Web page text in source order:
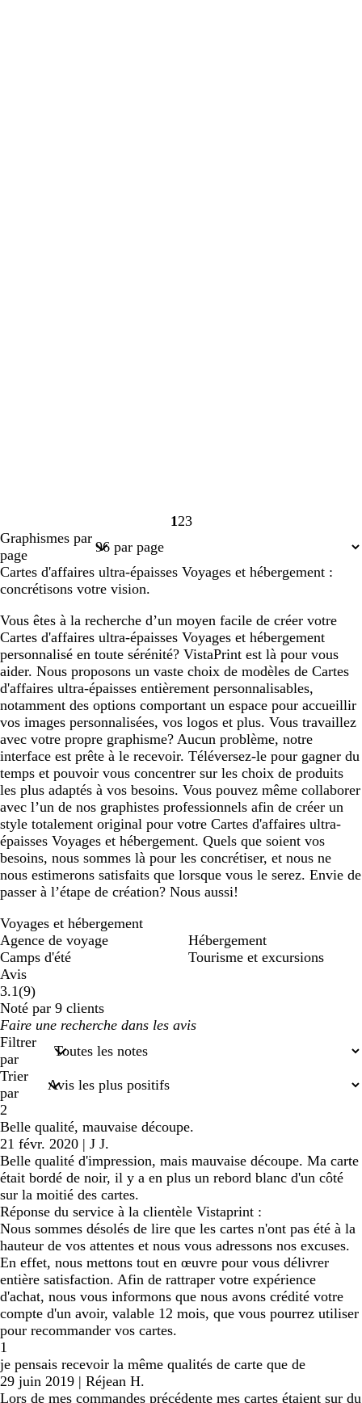
Page
1 Page
2Page
3
Graphismes par
page
Cartes d'affaires ultra-épaisses Voyages et hébergement :
concrétisons votre vision.
Vous êtes à la recherche d’un moyen facile de créer votre
Cartes d'affaires ultra-épaisses Voyages et hébergement
personnalisé en toute sérénité? VistaPrint est là pour vous
aider. Nous proposons un vaste choix de modèles de Cartes
d'affaires ultra-épaisses entièrement personnalisables,
notamment des options comportant un espace pour accueillir
vos images personnalisées, vos logos et plus. Vous travaillez
avec votre propre graphisme? Aucun problème, notre
interface est prête à le recevoir. Téléversez-le pour gagner du
temps et pouvoir vous concentrer sur les choix de produits
les plus adaptés à vos besoins. Vous pouvez même collaborer
avec l’un de nos graphistes professionnels afin de créer un
style totalement original pour votre Cartes d'affaires ultra-
épaisses Voyages et hébergement. Quels que soient vos
besoins, nous sommes là pour les concrétiser, et nous ne
nous estimerons satisfaits que lorsque vous le serez. Envie de
passer à l’étape de création? Nous aussi!
Voyages et hébergement
Agence de voyage
Camps d'été
Hébergement
Tourisme et excursions
Avis
3.1(99
avis
)
Noté par 9 clients
Mes
saisies
de
recherche
Filtrer
par
Trier
par
2
Belle qualité, mauvaise découpe.
21 févr. 2020 | J J.
Belle qualité d'impression, mais mauvaise découpe. Ma carte
était bordé de noir, il y a en plus un rebord blanc d'un côté
sur la moitié des cartes.
Réponse du service à la clientèle Vistaprint :
Nous sommes désolés de lire que les cartes n'ont pas été à la
hauteur de vos attentes et nous vous adressons nos excuses.
En effet, nous mettons tout en œuvre pour vous délivrer
entière satisfaction. Afin de rattraper votre expérience
d'achat, nous vous informons que nous avons crédité votre
compte d'un avoir, valable 12 mois, que vous pourrez utiliser
pour recommander vos cartes.
1
je pensais recevoir la même qualités de carte que de
29 juin 2019 | Réjean H.
Lors de mes commandes précédente mes cartes étaient sur du